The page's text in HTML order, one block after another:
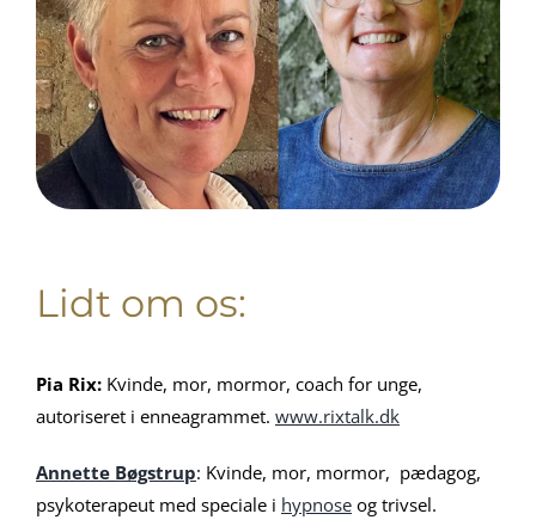
Lidt om os:
Pia Rix:Kvinde, mor, mormor, coach for unge,
autoriseret i enneagrammet. www.rixtalk.dk
Annette Bøgstrup: Kvinde, mor, mormor, pædagog,
psykoterapeut med speciale i hypnoseog trivsel.